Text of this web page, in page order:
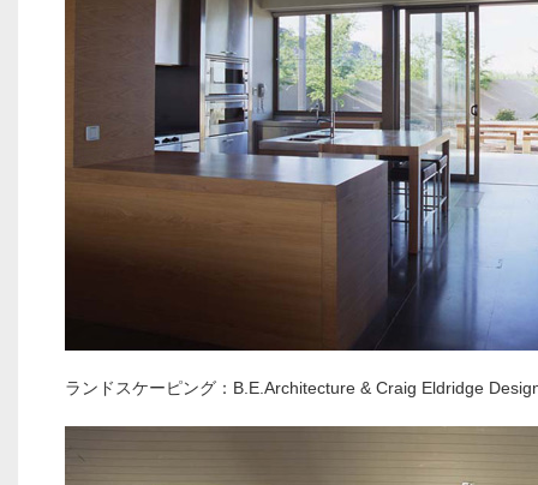
ランドスケーピング：B.E.Architecture & Craig Eldridge